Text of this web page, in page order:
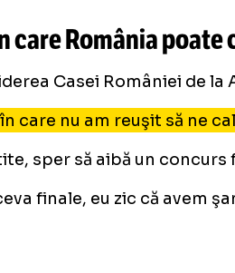
care România
Casei României de
care nu am reuşit să ne
sper să aibă un
finale, eu zic că avem